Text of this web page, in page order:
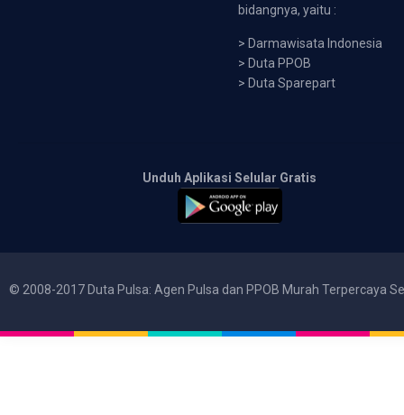
bidangnya, yaitu :
> Darmawisata Indonesia
> Duta PPOB
> Duta Sparepart
Unduh Aplikasi Selular Gratis
© 2008-2017 Duta Pulsa: Agen Pulsa dan PPOB Murah Terpercaya